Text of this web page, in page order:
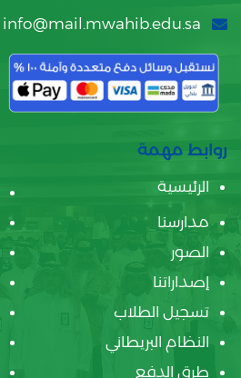
info@mail.mwahib.edu.sa
روابط مهمة
الرئيسية
مدارسنا
الصور
إصداراتنا
تسجيل الطلاب
النظام البريطاني
طرق الدفع